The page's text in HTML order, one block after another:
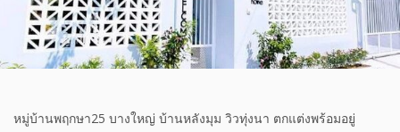
หมู่บ้านพฤกษา25 บางใหญ่ บ้านหลังมุม วิวทุ่งนา ตกแต่งพร้อมอยู่